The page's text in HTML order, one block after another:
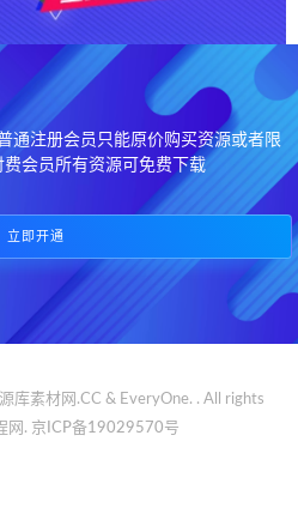
通注册会员只能原价购买资源或者限
会员所有资源可免费下载
立即开通
素材网.CC & EveryOne. . All rights
网. 京ICP备19029570号